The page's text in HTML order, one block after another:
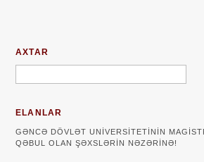
AXTAR
ELANLAR
GƏNCƏ DÖVLƏT UNIVERSITETININ
QƏBUL OLAN ŞƏXSLƏRIN NƏZƏRINƏ!